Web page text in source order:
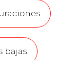
bajas